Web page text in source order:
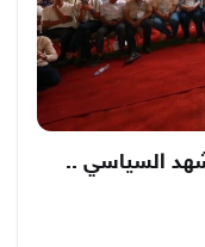
السياسي ..